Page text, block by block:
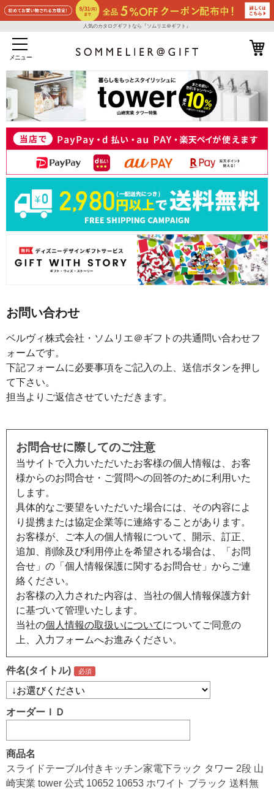
人気のカタログギフトなら『ソムリエ＠ギフト』
メニュー
お問い合わせ
ベルヴィ株式会社・ソムリエ＠ギフトの共通問い合わせフ
ォームです。
下記フォームに必要事項をご記入の上、送信ボタンを押し
て下さい。
担当よりご返信させていただきます。
お問合せに際してのご注意
当サイトで入力いただいたお客様の個人情報は、お客
様からのお問合せ・ご質問への回答のために利用いた
します。
具体的なご要望をいただいた場合には、その内容によ
り提携または協定企業等に連絡することがあります。
お客様が、ご本人の個人情報について、開示、訂正、
追加、削除及び利用停止を希望される場合は、「お問
合せ」の「個人情報保護に関するお問合せ」からご連
絡ください。
お客様の入力された内容は、当社の個人情報保護方針
に基づいて管理いたします。
当社の個人情報の取扱いについてについてご同意の
上、入力フォームへお進みください。
件名(タイトル)
オーダーＩＤ
商品名
スライドテーブル付きキッチン家電下ラック タワー 2段 山
崎実業 tower 公式 10652 10653 ホワイト ブラック 送料無